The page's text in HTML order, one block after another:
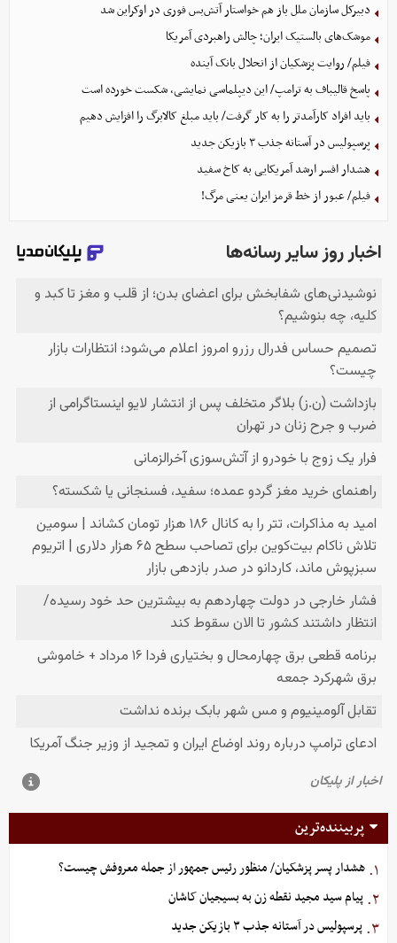
دبیرکل سازمان ملل باز هم خواستار آتش‌بس فوری در اوکراین شد
موشک‌های بالستیک ایران؛ چالش راهبردی آمریکا
فیلم/ روایت پزشکیان از انحلال بانک آینده
پاسخ قالیباف به ترامپ/ این دیپلماسی نمایشی، شکست خورده است
باید افراد کارآمدتر را به کار گرفت/ باید مبلغ کالابرگ را افزایش دهیم
پرسپولیس در آستانه جذب ۳ بازیکن جدید
هشدار افسر ارشد آمریکایی به کاخ سفید
فیلم/ عبور از خط قرمز ایران یعنی مرگ!
پربیننده‌ترین
۱. هشدار پسر پزشکیان/ منظور رئیس جمهور از جمله معروفش چیست؟
۲. پیام سید مجید نقطه زن به بسیجیان کاشان
۳. پرسپولیس در آستانه جذب ۳ بازیکن جدید